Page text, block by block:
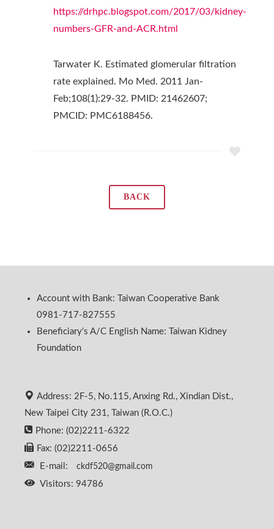
https://drhpc.blogspot.com/2017/03/kidney-
numbers-GFR-and-ACR.html
Tarwater K. Estimated glomerular filtration
rate explained. Mo Med. 2011 Jan-
Feb;108(1):29-32. PMID: 21462607;
PMCID: PMC6188456.
BACK
Account with Bank: Taiwan Cooperative Bank
0981-717-827555
Beneficiary's A/C English Name: Taiwan Kidney
Foundation
Address: 2F-5, No.115, Anxing Rd., Xindian Dist.,
New Taipei City 231, Taiwan (R.O.C.)
Phone: (02)2211-6322
Fax: (02)2211-0656
E-mail:
ckdf520@gmail.com
Visitors: 94786